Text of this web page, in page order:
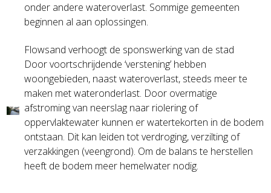
onder andere wateroverlast. Sommige gemeenten
beginnen al aan oplossingen.
Flowsand verhoogt de sponswerking van de stad
Door voortschrijdende ‘verstening’ hebben
woongebieden, naast wateroverlast, steeds meer te
maken met wateronderlast. Door overmatige
afstroming van neerslag naar riolering of
oppervlaktewater kunnen er watertekorten in de bodem
ontstaan. Dit kan leiden tot verdroging, verzilting of
verzakkingen (veengrond). Om de balans te herstellen
heeft de bodem meer hemelwater nodig.